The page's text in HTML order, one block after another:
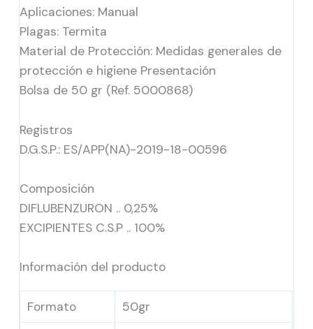
Aplicaciones: Manual
Plagas: Termita
Material de Protección: Medidas generales de
protección e higiene Presentación
Bolsa de 50 gr (Ref. 5000868)
Registros
D.G.S.P.: ES/APP(NA)-2019-18-00596
Composición
DIFLUBENZURON .. 0,25%
EXCIPIENTES C.S.P .. 100%
Información del producto
Formato 50gr